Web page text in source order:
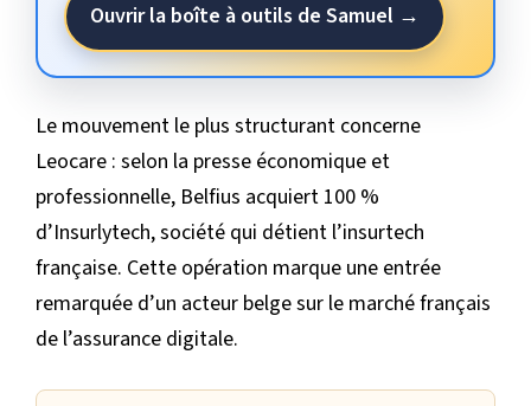
Ouvrir la boîte à outils de Samuel →
Le mouvement le plus structurant concerne
Leocare : selon la presse économique et
professionnelle, Belfius acquiert 100 %
d’Insurlytech, société qui détient l’insurtech
française. Cette opération marque une entrée
remarquée d’un acteur belge sur le marché français
de l’assurance digitale.